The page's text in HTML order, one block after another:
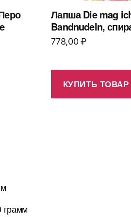
Лапша Die mag
Bandnudeln,
778,00₽
КУПИТЬ ТОВАР
грамм